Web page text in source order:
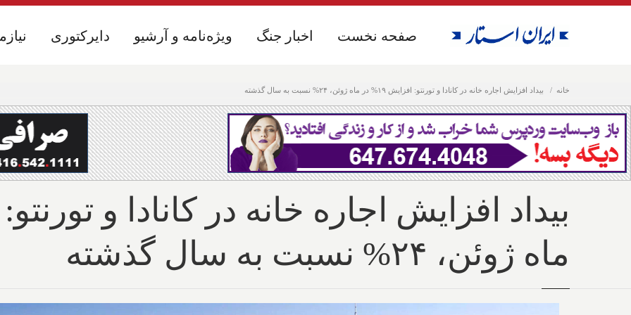
خانه بیداد افزایش اجاره خانه در کانادا و تورنتو: افزایش ۱۹% در ماه ژوئن، ۲۴% نسبت به سال گذشته
دایرکتوری ویژه‌نامه و آرشیو اخبار جنگ صفحه نخست دایرکتوری ویژه‌نامه و آرشیو اخبار جنگ صفحه نخست
ماه ژوئن، ۲۴% نسبت به سال گذشته